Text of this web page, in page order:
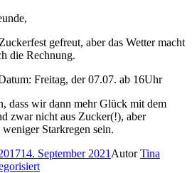
gefreut, aber das Wetter macht
die Rechnung.
Freitag, der 07.07. ab 16Uhr
dass wir dann mehr Glück mit dem
zwar nicht aus Zucker(!), aber
Starkregen sein.
14. September 2021 AutorTina